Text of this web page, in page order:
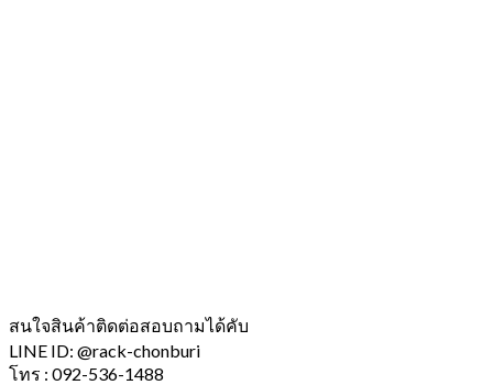
สนใจสินค้าติดต่อสอบถามได้คับ
LINE ID: @rack-chonburi
โทร : 092-536-1488